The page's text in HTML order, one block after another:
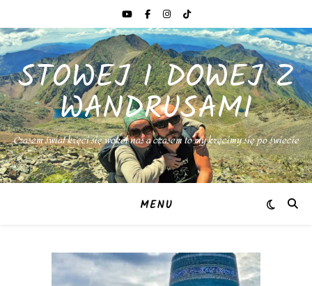
STOWEJ I DOWEJ Z
WANDRUSAMI
Czasem świat kręci się wokół nas a czasem to my kręcimy się po świecie
MENU